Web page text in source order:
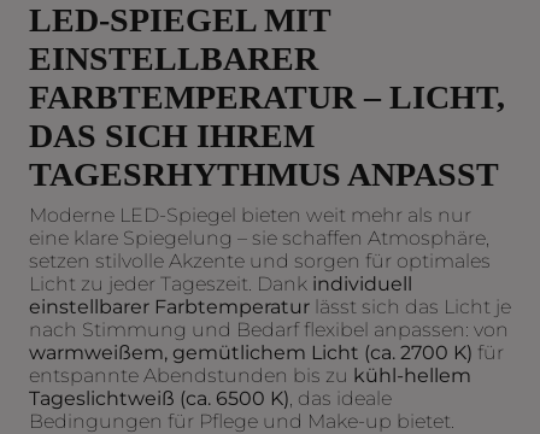
LED-SPIEGEL MIT
EINSTELLBARER
FARBTEMPERATUR – LICHT,
DAS SICH IHREM
TAGESRHYTHMUS ANPASST
Moderne LED-Spiegel bieten weit mehr als nur
eine klare Spiegelung – sie schaffen Atmosphäre,
setzen stilvolle Akzente und sorgen für optimales
Licht zu jeder Tageszeit. Dank individuell
einstellbarer Farbtemperatur lässt sich das Licht je
nach Stimmung und Bedarf flexibel anpassen: von
warmweißem, gemütlichem Licht (ca. 2700 K) für
entspannte Abendstunden bis zu kühl-hellem
Tageslichtweiß (ca. 6500 K), das ideale
Bedingungen für Pflege und Make-up bietet.